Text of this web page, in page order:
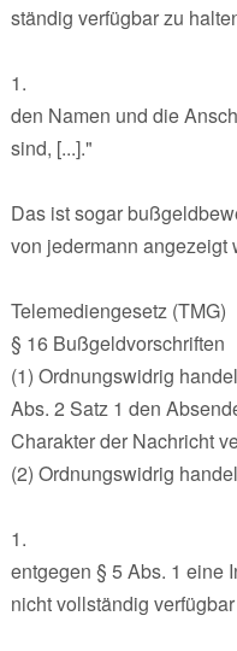
ständig verfügbar zu
1.
den Namen und die
sind, [...]."
Das ist sogar
von jedermann angezeigt
Telemediengesetz (TMG)
§ 16 Bußgeldvorschriften
(1) Ordnungswidrig
Abs. 2 Satz 1 den
Charakter der Nachricht
(2) Ordnungswidrig
1.
entgegen § 5 Abs. 1 eine
nicht vollständig